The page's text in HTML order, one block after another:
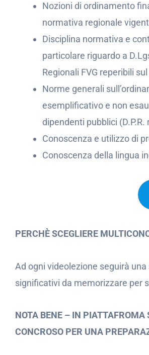
Nozioni di ordinamento
normativa regionale
Disciplina normativa e
particolare riguardo a
Regionali FVG reperibili
Norme generali
esemplificativo e non
dipendenti pubblici
Conoscenza e utilizzo di
Conoscenza della lingua
PERCHÈ SCEGLIERE
Ad ogni videolezione seguirà
significativi da memorizzare per
NOTA BENE – IN
CONCROSO PER UNA